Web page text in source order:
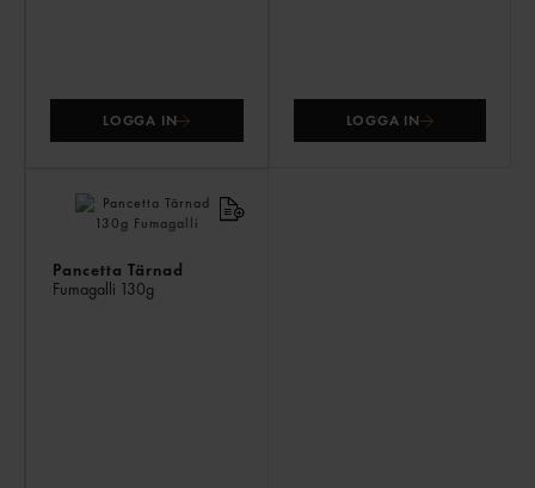
LOGGA IN LOGGA IN
Pancetta Tärnad
Fumagalli 130g